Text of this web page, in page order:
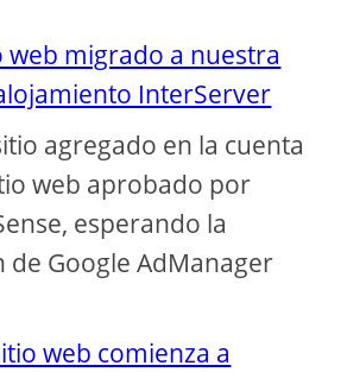
web migrado a nuestra
InterServer
agregado en la cuenta
web aprobado por
esperando la
de Google AdManager
web comienza a